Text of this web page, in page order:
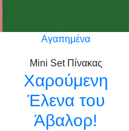
Αγαπημένα
Mini Set Πίνακας
Χαρούμενη
Έλενα του
Άβαλορ!